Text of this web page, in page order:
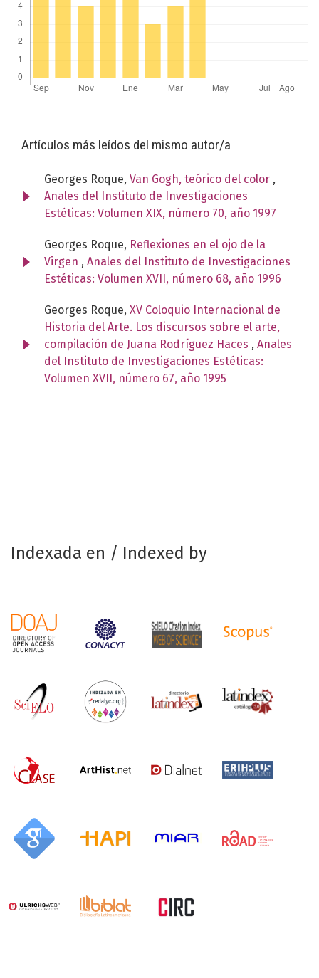
Artículos más leídos del mismo autor/a
Georges Roque, Van Gogh, teórico del color ,
Anales del Instituto de Investigaciones
Estéticas: Volumen XIX, número 70, año 1997
Georges Roque, Reflexiones en el ojo de la
Virgen , Anales del Instituto de Investigaciones
Estéticas: Volumen XVII, número 68, año 1996
Georges Roque, XV Coloquio Internacional de
Historia del Arte. Los discursos sobre el arte,
compilación de Juana Rodríguez Haces , Anales
del Instituto de Investigaciones Estéticas:
Volumen XVII, número 67, año 1995
Indexada en / Indexed by